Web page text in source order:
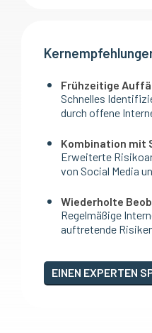
Frühzeitige
Schnelles
durch offene
Kombination mit
Erweiterte
von Social Media
Wiederholte
Regelmäßige
auftretende
EINEN EXPERTEN